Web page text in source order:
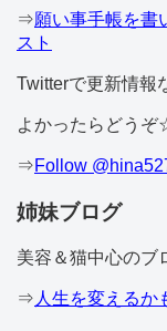
⇒願い事手帳を
スト
Twitterで更新情報
よかったらどう
⇒Follow
姉妹ブログ
美容＆猫中心のブ
⇒ 人生を変えるか